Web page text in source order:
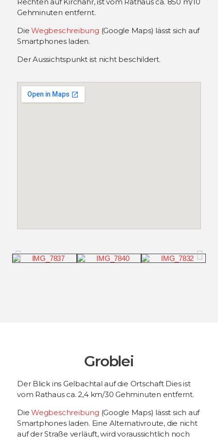
Gehminuten entfernt.
DieWegbeschreibung (Google Maps) lässt sich auf
Smartphones laden.
Der Aussichtspunkt ist nicht beschildert.
Groblei
Der Blick ins Gelbachtal auf die Ortschaft Dies ist
vom Rathaus ca. 2,4 km/30 Gehminuten entfernt.
DieWegbeschreibung (Google Maps) lässt sich auf
Smartphones laden. Eine Alternativroute, die nicht
auf der Straße verläuft, wird voraussichtlich noch